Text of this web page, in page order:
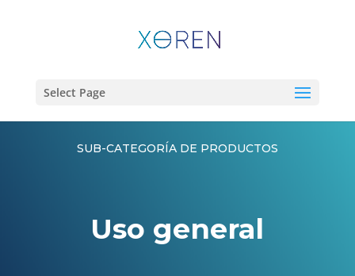
Select Page
SUB-CATEGORÍA DE PRODUCTOS
Uso general